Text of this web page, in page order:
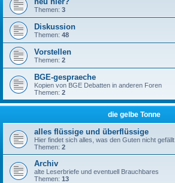
Themen: 3
Diskussion
Themen: 48
Vorstellen
Themen: 2
BGE-gespraeche
Kopien von BGE Debatten in anderen Foren
Themen: 2
die gelbe Tonne
alles flüssige und überflüssige
Hier findet sich alles, was den Guten nicht gefällt.
Themen: 2
Archiv
alte Leserbriefe und eventuell Brauchbares
Themen: 13